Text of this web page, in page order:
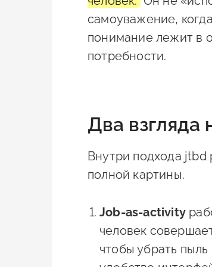
самоуважение,
понимание лежит в
потребности.
Два взгляда
Внутри подхода jtbd
полной картины.
Job-as-activity
человек
чтобы убрать